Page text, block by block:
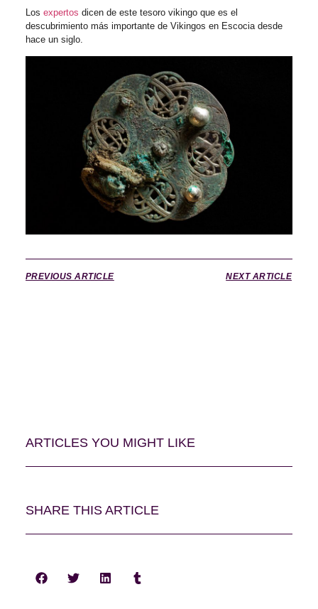
Los expertos dicen de este tesoro vikingo que es el
descubrimiento más importante de Vikingos en Escocia desde
hace un siglo.
PREVIOUS ARTICLE NEXT ARTICLE
ARTICLES YOU MIGHT LIKE
SHARE THIS ARTICLE